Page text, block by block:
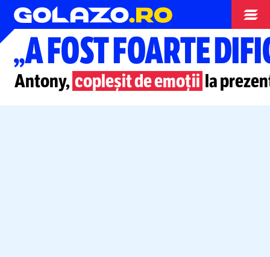
Superliga
„A FOST FOARTE
Antony, copleșit de emoții la